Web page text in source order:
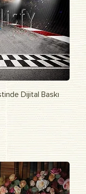
Dijital Baskı